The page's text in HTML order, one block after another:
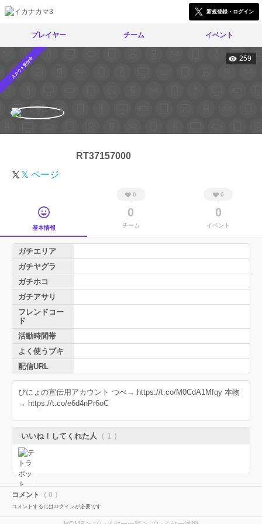
新規登録・ログイン
プレイヤー チーム イベント
スカウト受付中 259
RT37157000
𝕏 ページ
基本情報
0
0
チーム
0
0
イベント
ガチエリア
ガチヤグラ
ガチホコ
ガチアサリ
フレンドコー
ド
活動時間帯
よく使うブキ
配信URL
ぴにょの宣伝用アカウント つべ→ https://t.co/M0CdA1Mfqy 本物
→ https://t.co/e6d4nPr6oC
いいね！してくれた人 （ 1 ）
コメント （ 0 ）
コメントするにはログインが必要です